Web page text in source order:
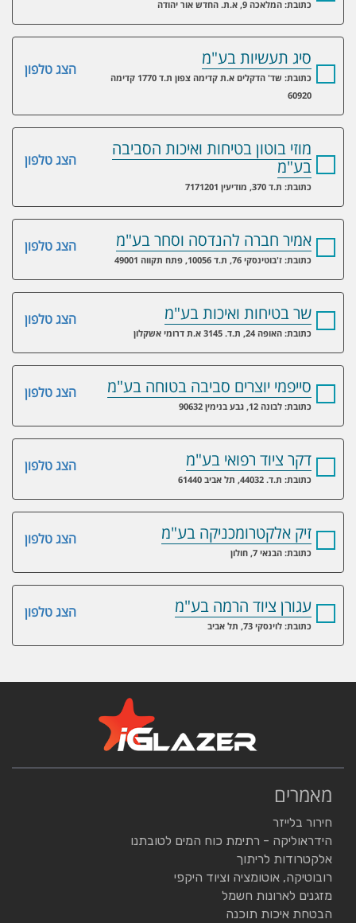
כתובת: המלאכה 9, א.ת. החדש אור יהודה
הצג טלפון
סיג תעשיות בע"מ
כתובת: שד' הדקלים א.ת קדימה צפון ת.ד 1770 קדימה
60920
הצג טלפון
מוזי בוטון בטיחות ואיכות הסביבה
בע"מ
כתובת: ת.ד 370, מודיעין 7171201
הצג טלפון אמיר חברה להנדסה וסחר בע"מ
כתובת: ז'בוטינסקי 76, ת.ד 10056, פתח תקווה 49001
הצג טלפון שר בטיחות ואיכות בע"מ
כתובת: האופה 24, ת.ד. 3145 א.ת דרומי אשקלון
הצג טלפון סייפמי יוצרים סביבה בטוחה בע"מ
כתובת: לבונה 12, גבע בנימין 90632
הצג טלפון דקר ציוד רפואי בע"מ
כתובת: ת.ד. 44032, תל אביב 61440
הצג טלפון זיק אלקטרומכניקה בע"מ
כתובת: הבנאי 7, חולון
הצג טלפון עגורן ציוד הרמה בע"מ
כתובת: לוינסקי 73, תל אביב
מאמרים
חירור בלייזר
הידראוליקה - רתימת כוח המים לטובתנו
אלקטרודות לריתוך
רובוטיקה, אוטומציה וציוד היקפי
מזגנים לארונות חשמל
הבטחת איכות תוכנה